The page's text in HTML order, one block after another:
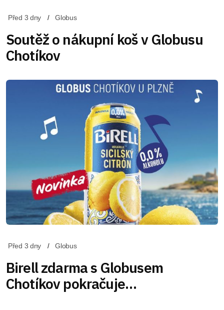
Před 3 dny Globus
Soutěž o nákupní koš v Globusu
Chotíkov
Před 3 dny Globus
Birell zdarma s Globusem
Chotíkov pokračuje…